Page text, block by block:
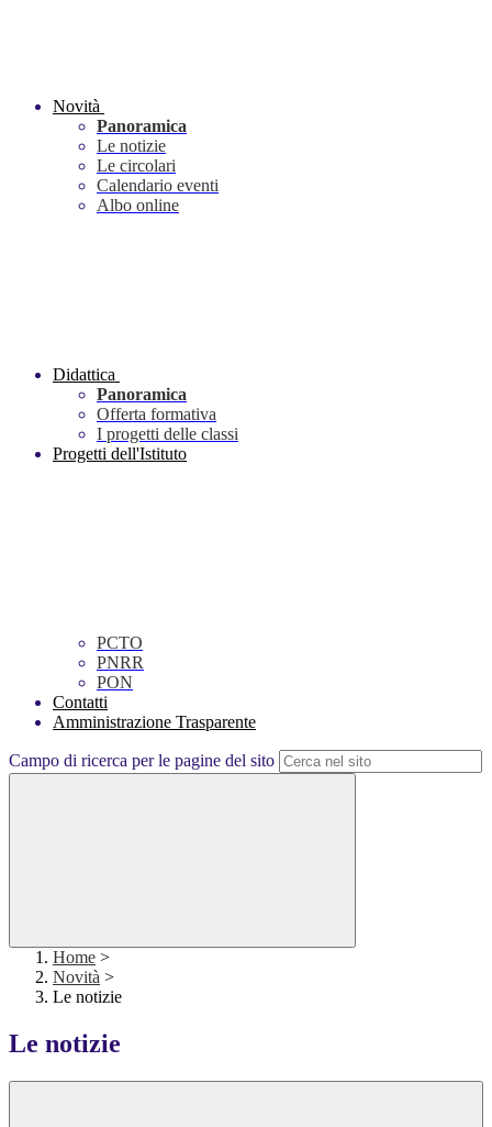
Novità
Panoramica
Le notizie
Le circolari
Calendario eventi
Albo online
Didattica
Panoramica
Offerta formativa
I progetti delle classi
Progetti dell'Istituto
PCTO
PNRR
PON
Contatti
Amministrazione Trasparente
Campo di ricerca per le pagine del sito
Home >
Novità >
Le notizie
Le notizie